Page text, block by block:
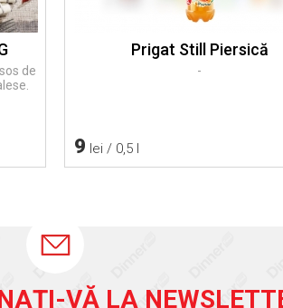
de
Prigat Still Piersică
-
9 lei / 0,5 l
VĂ LA